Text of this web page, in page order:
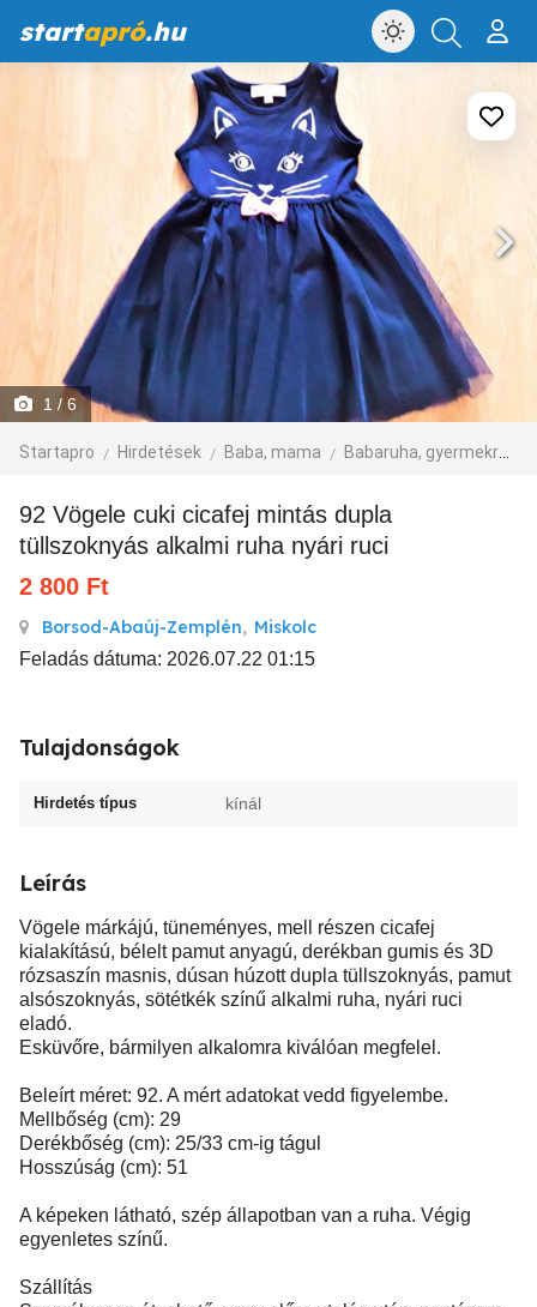
startapró.hu
1 / 6
Startapro Hirdetések Baba, mama Babaruha, gyermekruha
92 Vögele cuki cicafej mintás dupla
tüllszoknyás alkalmi ruha nyári ruci
2 800 Ft
Borsod-Abaúj-Zemplén, Miskolc
Feladás dátuma: 2026.07.22 01:15
Tulajdonságok
Hirdetés típus kínál
Leírás
Vögele márkájú, tüneményes, mell részen cicafej
kialakítású, bélelt pamut anyagú, derékban gumis és 3D
rózsaszín masnis, dúsan húzott dupla tüllszoknyás, pamut
alsószoknyás, sötétkék színű alkalmi ruha, nyári ruci
eladó.
Esküvőre, bármilyen alkalomra kiválóan megfelel.
Beleírt méret: 92. A mért adatokat vedd figyelembe.
Mellbőség (cm): 29
Derékbőség (cm): 25/33 cm-ig tágul
Hosszúság (cm): 51
A képeken látható, szép állapotban van a ruha. Végig
egyenletes színű.
Szállítás